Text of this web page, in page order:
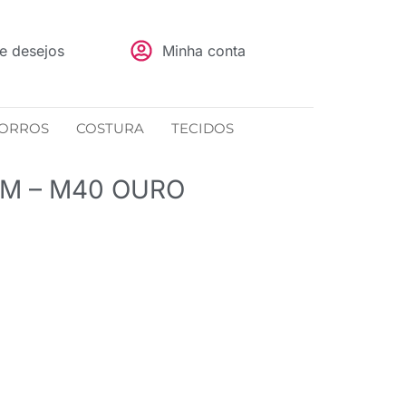
desejos Minha conta
COSTURA TECIDOS
– M40 OURO